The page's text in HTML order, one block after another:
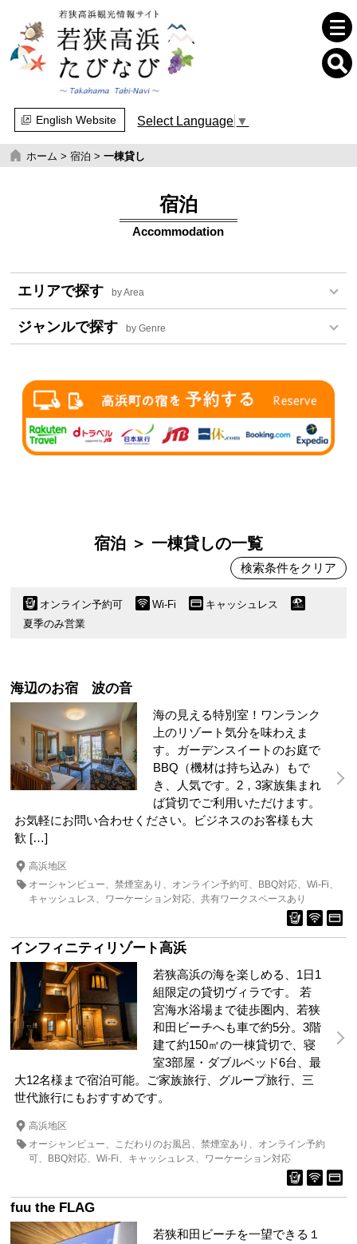
English Website Select Language ▼
ホーム >宿泊 >一棟貸し
宿泊
Accommodation
エリアで探す by Area
ジャンルで探す by Genre
宿泊 ＞ 一棟貸しの一覧
検索条件をクリア
オンライン予約可 Wi-Fi
キャッシュレス
夏季のみ営業
海辺のお宿 波の音
海の見える特別室！ワンランク
上のリゾート気分を味わえま
す。ガーデンスイートのお庭で
BBQ（機材は持ち込み）もで
き、人気です。2，3家族集まれ
ば貸切でご利用いただけます。
お気軽にお問い合わせください。ビジネスのお客様も大
歓 […]
高浜地区
オーシャンビュー
禁煙室あり オンライン予約可 BBQ対応
Wi-Fi
キャッシュレス
ワーケーション対応 共有ワークスペースあり
インフィニティリゾート高浜
若狭高浜の海を楽しめる、1日1
組限定の貸切ヴィラです。 若
宮海水浴場まで徒歩圏内、若狭
和田ビーチへも車で約5分。3階
建て約150㎡の一棟貸切で、寝
室3部屋・ダブルベッド6台、最
大12名様まで宿泊可能。ご家族旅行、グループ旅行、三
世代旅行にもおすすめです。
高浜地区
オーシャンビュー
こだわりのお風呂 禁煙室あり
オンライン予約
可
BBQ対応 Wi-Fi キャッシュレス ワーケーション対応
fuu the FLAG
若狭和田ビーチを一望できる１